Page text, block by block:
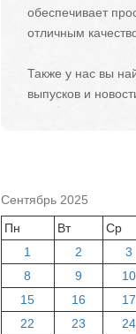
обеспечивает
отличным
Также у нас вы
выпусков и
Сентябрь 2025
Пн
Вт Ср
1
2 3
8
9 10
15
16 17
22
23 24